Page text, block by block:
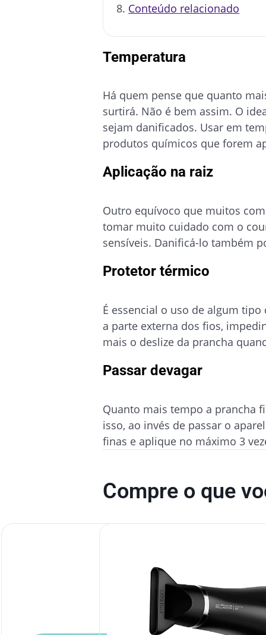
Conteúdo relacionado
Temperatura
Há quem pense que quanto
surtirá. Não é bem assim. O
sejam danificados. Usar em
produtos químicos que forem
Aplicação na raiz
Outro equívoco que muitos
tomar muito cuidado com o
sensíveis. Danificá-lo também
Protetor térmico
É essencial o uso de algum
a parte externa dos fios,
mais o deslize da prancha
Passar devagar
Quanto mais tempo a prancha
isso, ao invés de passar o
finas e aplique no máximo 3
Compre o que